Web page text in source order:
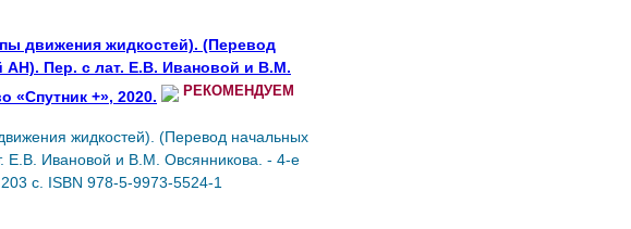
движения жидкостей). (Перевод
АН). Пер. с лат. Е.В. Ивановой и В.М.
«Спутник +», 2020.
РЕКОМЕНДУЕМ
жидкостей). (Перевод начальных
Е.В. Ивановой и В.М. Овсянникова. - 4-е
с. ISBN 978-5-9973-5524-1